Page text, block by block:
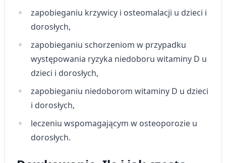
zapobieganiu krzywicy i osteomalacji u dzieci i
dorosłych,
zapobieganiu schorzeniom w przypadku
występowania ryzyka niedoboru witaminy D u
dzieci i dorosłych,
zapobieganiu niedoborom witaminy D u dzieci
i dorosłych,
leczeniu wspomagającym w osteoporozie u
dorosłych.